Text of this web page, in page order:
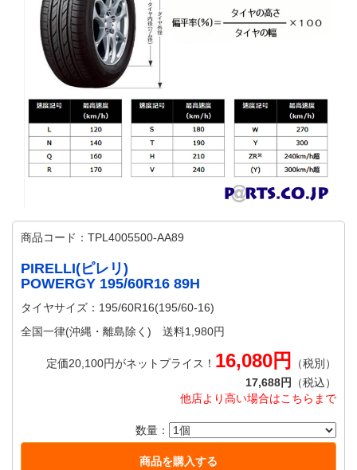
商品コード：TPL4005500-AA89
PIRELLI(ピレリ)
POWERGY 195/60R16 89H
タイヤサイズ：195/60R16(195/60-16)
全国一律(沖縄・離島除く) 送料1,980円
定価20,100円がネットプライス！ 16,080円
（税別）
17,688円
（税込）
他店より高い場合はこちらまで
数量：